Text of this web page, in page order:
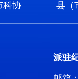
科协 县（
派驻